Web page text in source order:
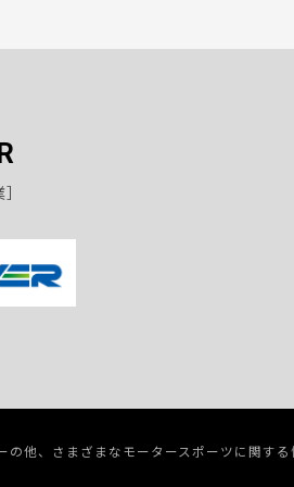
他、さまざまなモータースポーツに関する